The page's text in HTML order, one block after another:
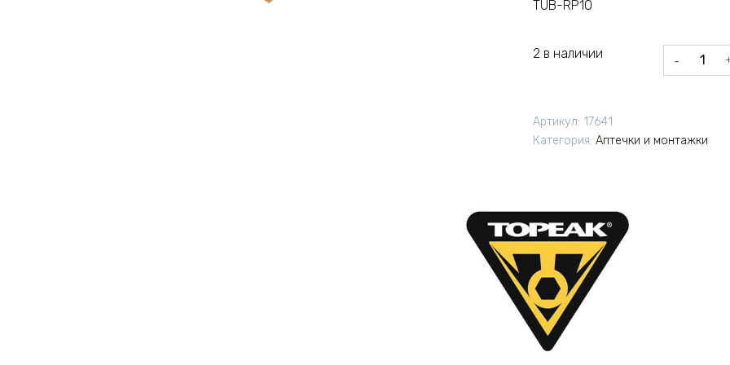
TUB-RP10
2 в наличии
Количество
товара
Артикул: 17641
Категория: Аптечки и монтажки